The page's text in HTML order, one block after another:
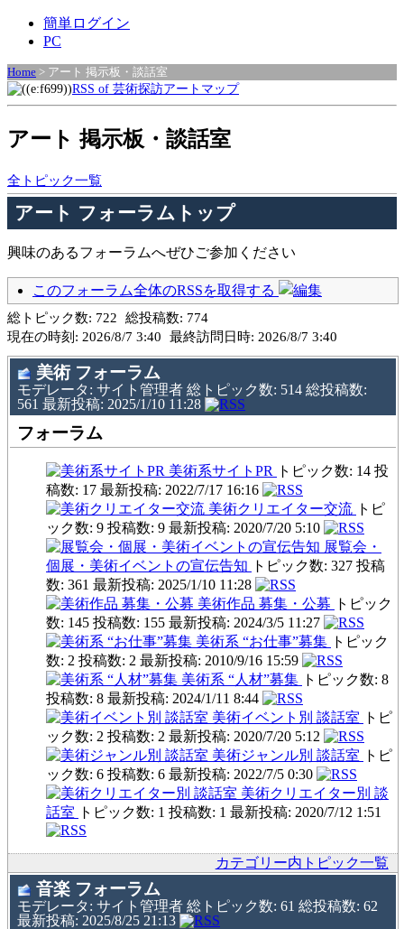
簡単ログイン
PC
Home > アート 掲示板・談話室
RSS of 芸術探訪アートマップ
アート 掲示板・談話室
全トピック一覧
アート フォーラムトップ
興味のあるフォーラムへぜひご参加ください
このフォーラム全体のRSSを取得する
総トピック数: 722 総投稿数: 774
現在の時刻: 2026/8/7 3:40 最終訪問日時: 2026/8/7 3:40
美術 フォーラム
モデレータ: サイト管理者 総トピック数: 514 総投稿数:
561 最新投稿: 2025/1/10 11:28
フォーラム
美術系サイトPR
トピック数: 14 投
稿数: 17 最新投稿: 2022/7/17 16:16
美術クリエイター交流 トピ
ック数: 9 投稿数: 9 最新投稿: 2020/7/20 5:10
展覧会・
個展・美術イベントの宣伝告知
トピック数: 327 投稿
数: 361 最新投稿: 2025/1/10 11:28
美術作品 募集・公募
トピック
数: 145 投稿数: 155 最新投稿: 2024/3/5 11:27
美術系 “お仕事”募集 トピック
数: 2 投稿数: 2 最新投稿: 2010/9/16 15:59
美術系 “人材”募集 トピック数: 8
投稿数: 8 最新投稿: 2024/1/11 8:44
美術イベント別 談話室
トピ
ック数: 2 投稿数: 2 最新投稿: 2020/7/20 5:12
美術ジャンル別 談話室
トピ
ック数: 6 投稿数: 6 最新投稿: 2022/7/5 0:30
美術クリエイター別 談
話室
トピック数: 1 投稿数: 1 最新投稿: 2020/7/12 1:51
カテゴリー内トピック一覧
音楽 フォーラム
モデレータ: サイト管理者 総トピック数: 61 総投稿数: 62
最新投稿: 2025/8/25 21:13